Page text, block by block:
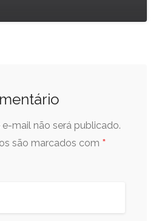
mail não será publicado.
são marcados com *